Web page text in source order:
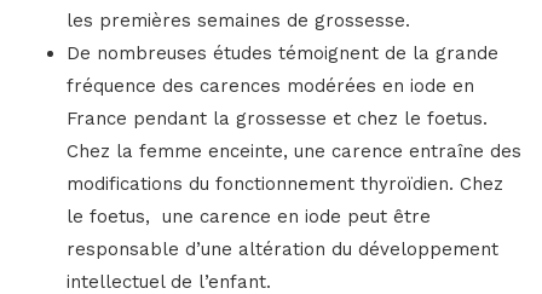
les premières semaines de grossesse.
De nombreuses études témoignent de la grande
fréquence des carences modérées en iode en
France pendant la grossesse et chez le foetus.
Chez la femme enceinte, une carence entraîne des
modifications du fonctionnement thyroïdien. Chez
le foetus, une carence en iode peut être
responsable d’une altération du développement
intellectuel de l’enfant.